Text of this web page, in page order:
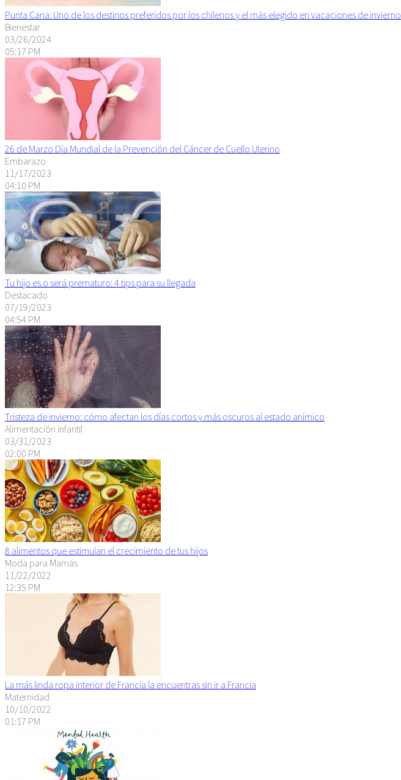
Punta Cana: Uno de los destinos preferidos por los chilenos y el más elegido en vacaciones de invierno
Bienestar
03/26/2024
05:17 PM
26 de Marzo Día Mundial de la Prevención del Cáncer de Cuello Uterino
Embarazo
11/17/2023
04:10 PM
Tu hijo es o será prematuro: 4 tips para su llegada
Destacado
07/19/2023
04:54 PM
Tristeza de invierno: cómo afectan los días cortos y más oscuros al estado anímico
Alimentación infantil
03/31/2023
02:00 PM
8 alimentos que estimulan el crecimiento de tus hijos
Moda para Mamás
11/22/2022
12:35 PM
La más linda ropa interior de Francia la encuentras sin ir a Francia
Maternidad
10/10/2022
01:17 PM